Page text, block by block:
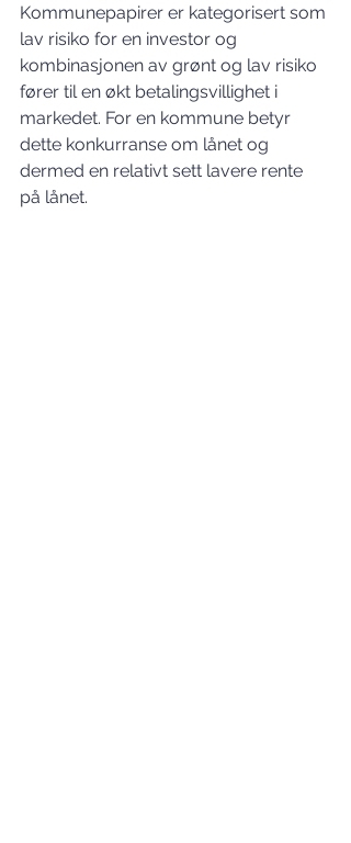
Kommunepapirer er kategorisert som
lav risiko for en investor og
kombinasjonen av grønt og lav risiko
fører til en økt betalingsvillighet i
markedet. For en kommune betyr
dette konkurranse om lånet og
dermed en relativt sett lavere rente
på lånet.